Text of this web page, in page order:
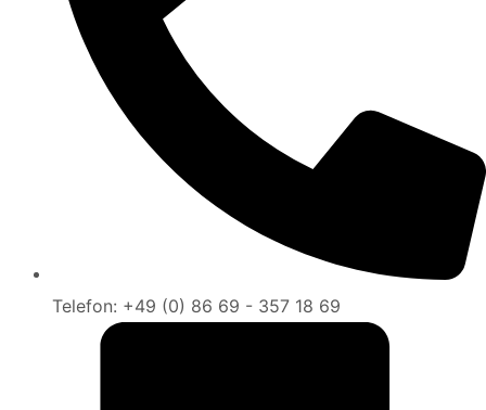
Telefon: +49 (0) 86 69 - 357 18 69